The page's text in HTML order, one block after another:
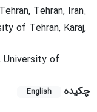
Tehran, Iran.
of Tehran, Karaj,
University of
چکیده
English